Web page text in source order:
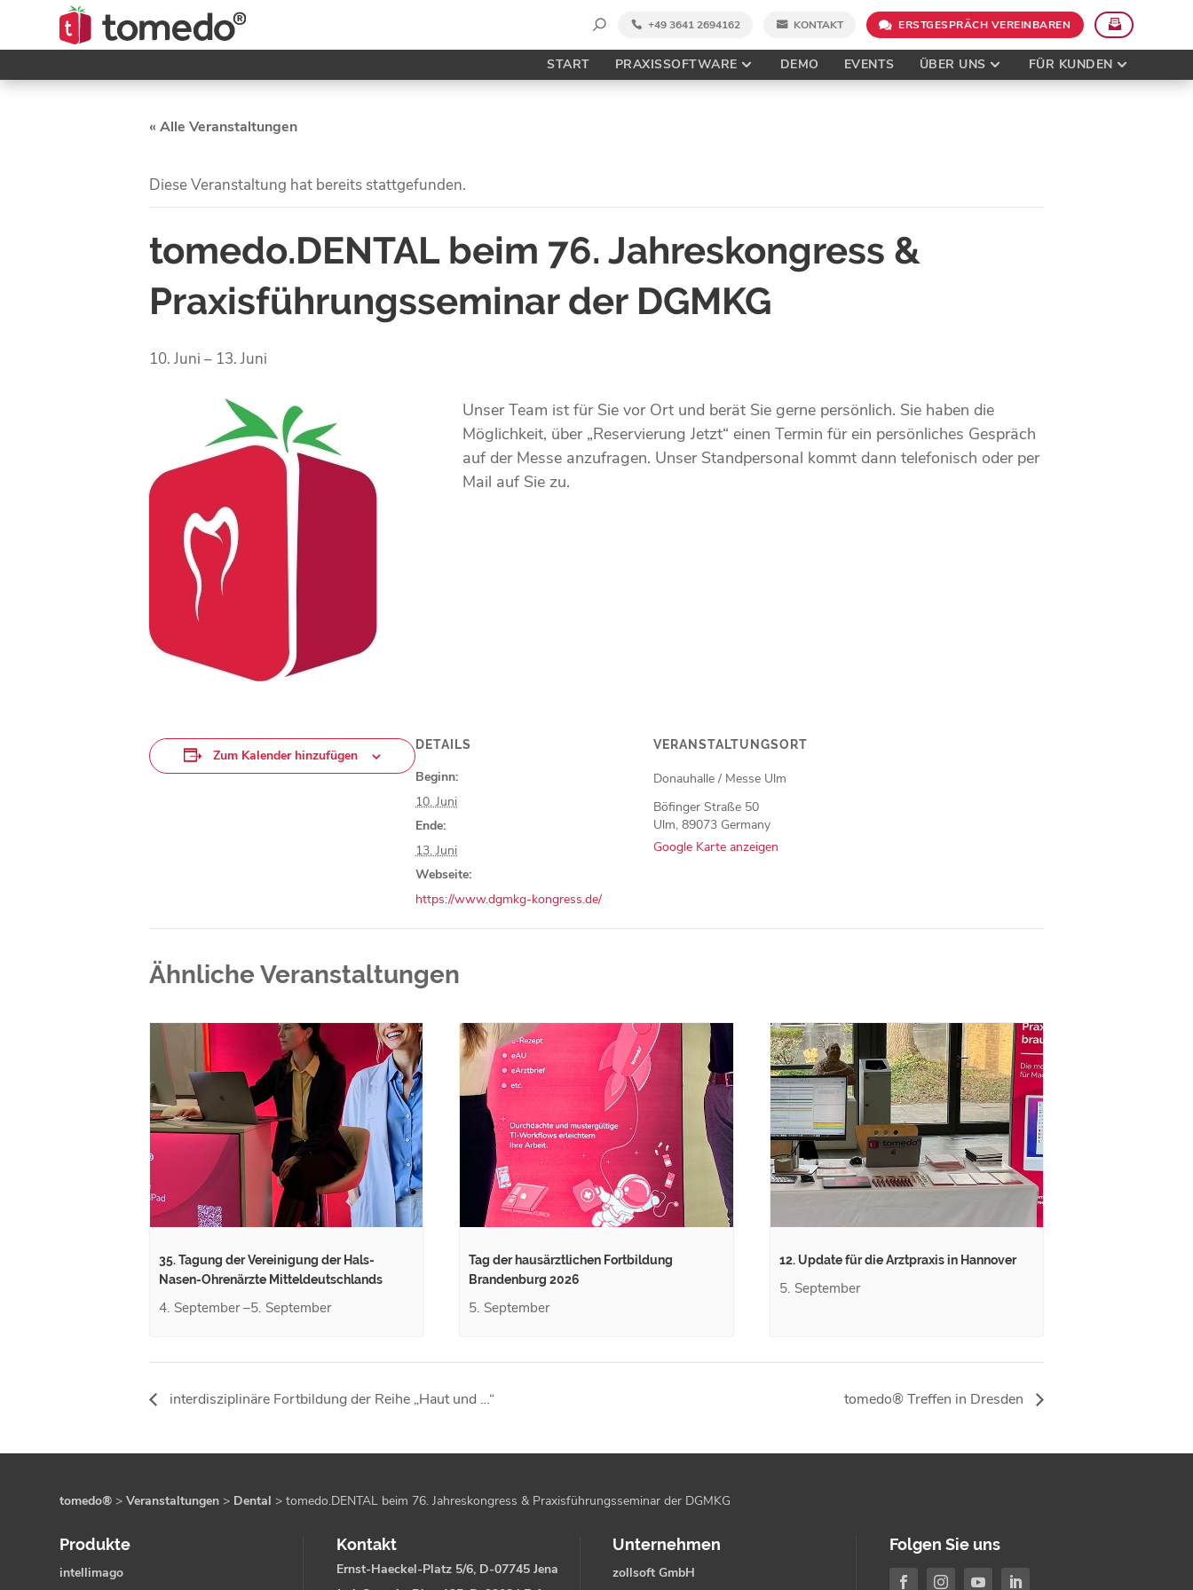
Suche
nach:
+49 3641 2694162 KONTAKT ERSTGESPRÄCH VEREINBAREN
START PRAXISSOFTWARE DEMO EVENTS ÜBER UNS FÜR KUNDEN
« Alle Veranstaltungen
Diese Veranstaltung hat bereits stattgefunden.
tomedo.DENTAL beim 76. Jahreskongress &
Praxisführungsseminar der DGMKG
10. Juni – 13. Juni
Unser Team ist für Sie vor Ort und berät Sie gerne persönlich. Sie haben die
Möglichkeit, über „Reservierung Jetzt“ einen Termin für ein persönliches Gespräch
auf der Messe anzufragen. Unser Standpersonal kommt dann telefonisch oder per
Mail auf Sie zu.
Zum Kalender hinzufügen
DETAILS
Beginn:
10. Juni
Ende:
13. Juni
Webseite:
https://www.dgmkg-kongress.de/
VERANSTALTUNGSORT
Donauhalle / Messe Ulm
Böfinger Straße 50
Ulm, 89073 Germany
Google Karte anzeigen
Ähnliche Veranstaltungen
35. Tagung der Vereinigung der Hals-
Nasen-Ohrenärzte Mitteldeutschlands
4. September –5. September
Tag der hausärztlichen Fortbildung
Brandenburg 2026
5. September
12. Update für die Arztpraxis in Hannover
5. September
interdisziplinäre Fortbildung der Reihe „Haut und …“ tomedo® Treffen in Dresden
tomedo® >Veranstaltungen > Dental >tomedo.DENTAL beim 76. Jahreskongress & Praxisführungsseminar der DGMKG
Produkte
intellimago
Kontakt
Ernst-Haeckel-Platz 5/6, D-07745 Jena
Unternehmen
zollsoft GmbH
Folgen Sie uns
   